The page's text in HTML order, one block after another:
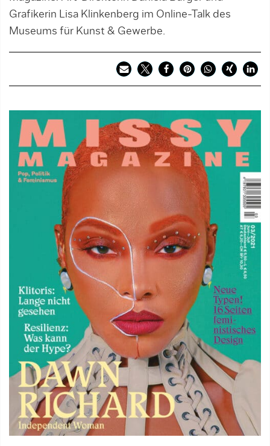
Grafikerin Lisa Klinkenberg im Online-Talk des
Museums für Kunst & Gewerbe.